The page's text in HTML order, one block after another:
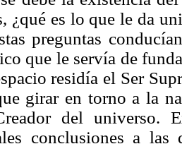
¿qué es lo que le da
preguntas
que le servía de
residía el Ser
girar en torno a la
del universo.
conclusiones a